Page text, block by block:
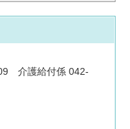
介護給付係 042-